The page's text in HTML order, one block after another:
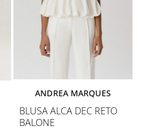
ANDREA MARQUES
BLUSA ALCA DEC RETO
BALONE